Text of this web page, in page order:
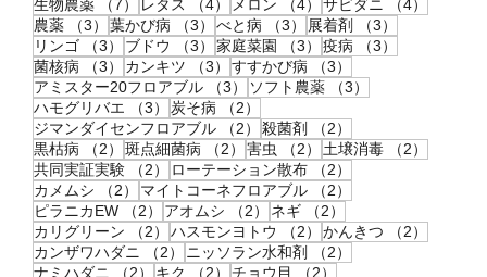
生物農薬
（7） レタス （4） メロン （4） サビダニ （4）
農薬
（3） 3件の記事
葉かび病 （3） 3件の記事
べと病 （3） 3件の記事
展着剤 （3）
リンゴ
（3） 3件の記事
ブドウ （3） 3件の記事
家庭菜園 （3） 3件の記事
疫病 （3）
菌核病
（3） 3件の記事
カンキツ （3） 3件の記事
すすかび病 （3）
アミスター20フロアブル
（3） 3件の記事
ソフト農薬 （3）
ハモグリバエ
（3） 3件の記事
炭そ病 （2）
ジマンダイセンフロアブル
（2） 2件の記事
殺菌剤 （2）
黒枯病
（2） 2件の記事
斑点細菌病 （2） 2件の記事
害虫 （2） 2件の記事
土壌消毒 （2）
共同実証実験
（2） 2件の記事
ローテーション散布 （2）
カメムシ
（2） 2件の記事
マイトコーネフロアブル （2）
ピラニカEW
（2） 2件の記事
アオムシ （2） 2件の記事
ネギ （2）
カリグリーン
（2） 2件の記事
ハスモンヨトウ （2） 2件の記事
かんきつ （2）
カンザワハダニ
（2） 2件の記事
ニッソラン水和剤 （2）
ナミハダニ
（2） 2件の記事
キク （2） 2件の記事
チョウ目 （2）